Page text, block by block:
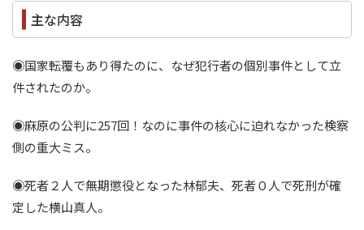
主な内容
◉国家転覆もあり得たのに、なぜ犯行者の個別事件として立
件されたのか。
◉麻原の公判に257回！なのに事件の核心に迫れなかった検察
側の重大ミス。
◉死者２人で無期懲役となった林郁夫、死者０人で死刑が確
定した横山真人。